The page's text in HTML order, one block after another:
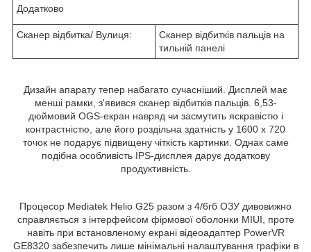
Додатково
Сканер відбитка/ Вулиця:
Сканер відбитків пальців на
тильній панелі
Дизайн апарату тепер набагато сучасніший. Дисплей має
менші рамки, з'явився сканер відбитків пальців. 6,53-
дюймовий OGS-екран навряд чи засмутить яскравістю і
контрастністю, але його роздільна здатність у 1600 x 720
точок не подарує підвищену чіткість картинки. Однак саме
подібна особливість IPS-дисплея дарує додаткову
продуктивність.
Процесор Mediatek Helio G25 разом з 4/6гб ОЗУ дивовижно
справляється з інтерфейсом фірмової оболонки MIUI, проте
навіть при встановленому екрані відеоадаптер PowerVR
GE8320 забезпечить лише мінімальні налаштування графіки в